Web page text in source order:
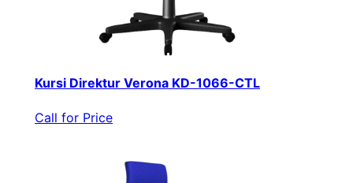
Kursi Direktur Verona KD-1066-CTL
Call for Price